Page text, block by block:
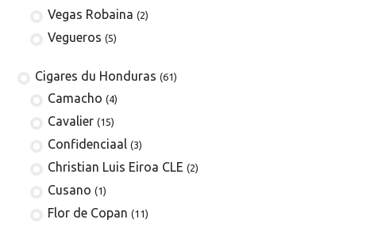
Vegas Robaina (2)
Vegueros (5)
​​​Cigares du Honduras (61)
Camacho (4)
Cavalier (15)
Confidenciaal (3)
Christian Luis Eiroa CLE (2)
Cusano (1)
Flor de Copan (11)